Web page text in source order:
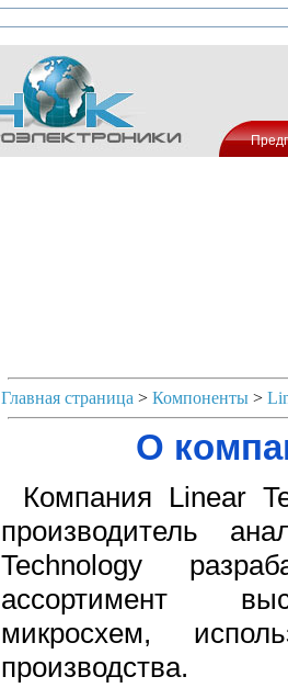
Главная страница > Компоненты >
О
Компания Linear
производитель
Technology
ассортимент
микросхем,
производства.